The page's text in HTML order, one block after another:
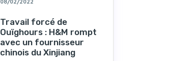
08/02/2022
Travail forcé de
Ouïghours : H&M rompt
avec un fournisseur
chinois du Xinjiang